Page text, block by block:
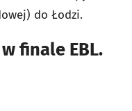
do Łodzi.
finale EBL.